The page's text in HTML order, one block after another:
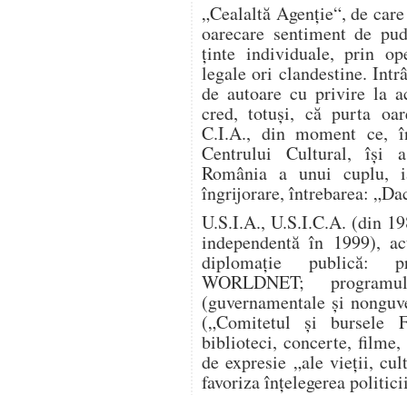
„Cealaltă Agenţie“, de
oarecare sentiment de
ţinte individuale, prin
legale ori clandestine.
de autoare cu privire la
cred, totuşi, că purta
C.I.A., din moment ce,
Centrului Cultural, îşi
România a unui
îngrijorare, întrebarea:
U.S.I.A., U.S.I.C.A. (din
independentă în 1999),
diplomaţie publică:
WORLDNET;
(guvernamentale şi
(„Comitetul şi bursele
biblioteci, concerte,
de expresie „ale vieţii,
favoriza înţelegerea